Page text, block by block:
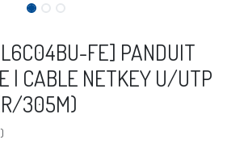
FE] PANDUIT
| CABLE NETKEY U/UTP
305M)